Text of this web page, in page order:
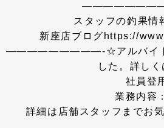
—————————-
スタッフの釣果情
新座店ブログhttps://
—————————-☆アルバイト・
した。詳し
社員登
業務内容
詳細は店舗スタッフまで